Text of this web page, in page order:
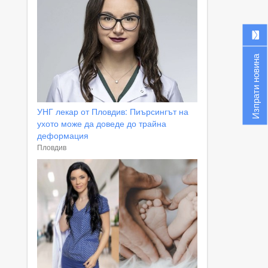
УНГ лекар от Пловдив: Пиърсингът на
ухото може да доведе до трайна
деформация
Пловдив
Изпрати новина